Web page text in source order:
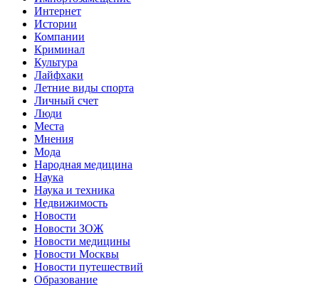
Интернет
Истории
Компании
Криминал
Культура
Лайфхаки
Летние виды спорта
Личный счет
Люди
Места
Мнения
Мода
Народная медицина
Наука
Наука и техника
Недвижимость
Новости
Новости ЗОЖ
Новости медицины
Новости Москвы
Новости путешествий
Образование